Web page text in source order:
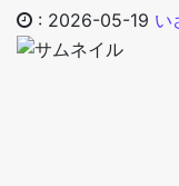
: 2026-05-19 い